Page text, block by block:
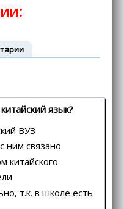
язык?
ВУЗ
ним связано
китайского
т.к. в школе есть